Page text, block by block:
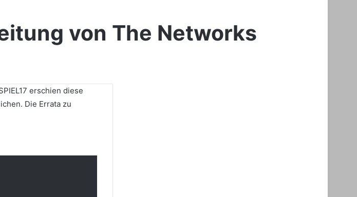
von The Networks
erschien diese
Die Errata zu